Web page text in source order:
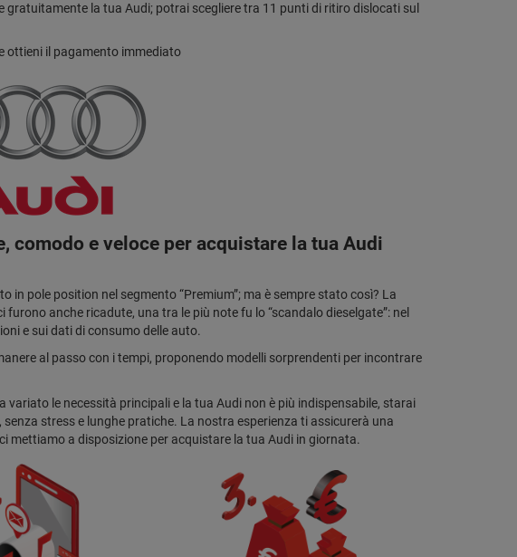
la tua Audi; potrai scegliere tra 11 punti di ritiro dislocati sul
ottieni il pagamento immediato
e veloce per acquistare la tua Audi
pole position nel segmento “Premium”; ma è sempre stato così? La
anche ricadute, una tra le più note fu lo “scandalo dieselgate”: nel
e sui dati di consumo delle auto.
al passo con i tempi, proponendo modelli sorprendenti per incontrare
le necessità principali e la tua Audi non è più indispensabile, starai
stress e lunghe pratiche. La nostra esperienza ti assicurerà una
mettiamo a disposizione per acquistare la tua Audi in giornata.